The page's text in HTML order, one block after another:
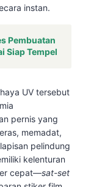
instan.
Pembuatan
Siap Tempel
UV tersebut
pernis yang
memadat,
pelindung
kelenturan
cepat—sat-set